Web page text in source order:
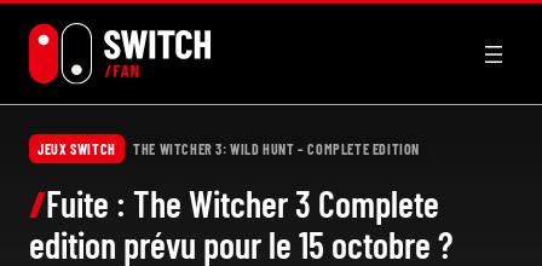
contenu
JEUX SWITCH THE WITCHER 3: WILD HUNT – COMPLETE EDITION
Fuite : The Witcher 3 Complete
edition prévu pour le 15 octobre ?